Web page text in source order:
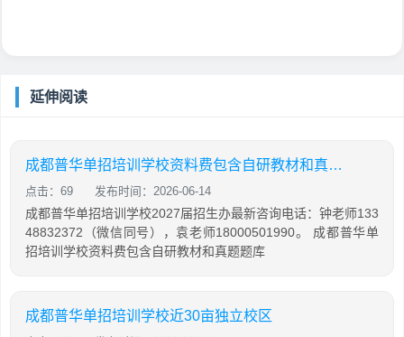
延伸阅读
成都普华单招培训学校资料费包含自研教材和真题题库吗
点击：69 发布时间：2026-06-14
成都普华单招培训学校2027届招生办最新咨询电话：钟老师133
48832372（微信同号），袁老师18000501990。 成都普华单
招培训学校资料费包含自研教材和真题题库
成都普华单招培训学校近30亩独立校区